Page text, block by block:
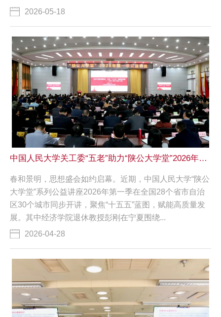
2026-05-18
中国人民大学关工委“五老”助力“陕公大学堂”2026年第一季开讲
春和景明，思想盛会如约启幕。近期，中国人民大学“陕公
大学堂”系列公益讲座2026年第一季在全国28个省市自治
区30个城市同步开讲，聚焦“十五五”蓝图，赋能高质量发
展。其中经济学院退休教授彭刚在宁夏围绕...
2026-04-28